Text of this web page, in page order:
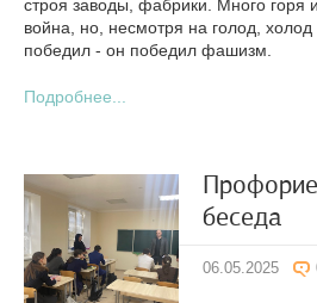
строя заводы, фабрики. Много горя
война, но, несмотря на голод,
победил - он победил фашизм.
Подробнее...
беседа
06.05.2025